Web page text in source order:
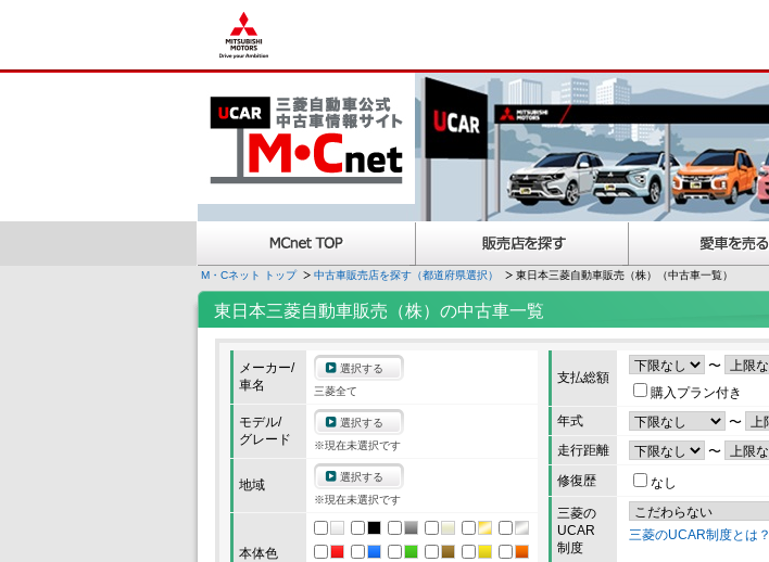
M・Cネット トップ 中古車販売店を探す（都道府県選択） 東日本三菱自動車販売（株）（中古車一覧）
東日本三菱自動車販売（株）の中古車一覧
メーカー/
車名
選択する
三菱全て
モデル/
グレード
選択する
※現在未選択です
地域
選択する
※現在未選択です
本体色
支払総額
〜
購入プラン付き
年式
〜
走行距離
〜
修復歴
なし
三菱の
UCAR
制度
三菱のUCAR制度とは？